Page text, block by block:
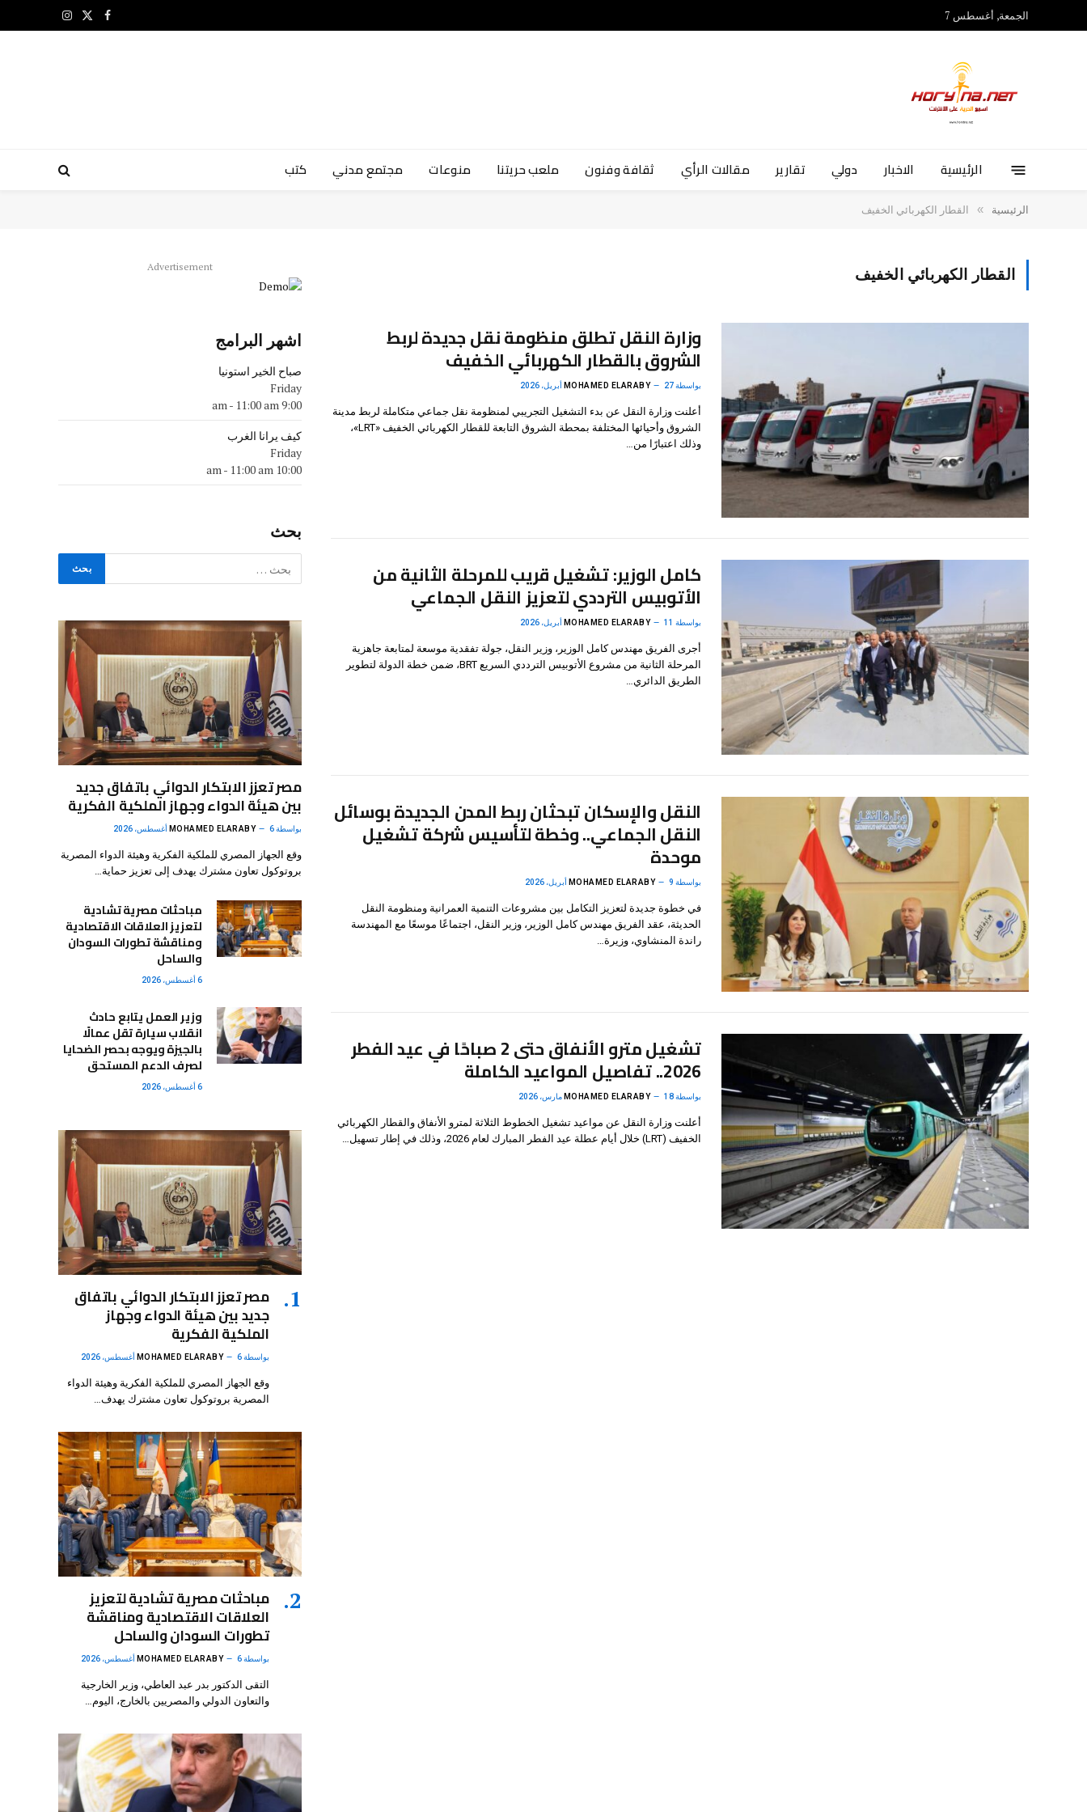
الجمعة, أغسطس 7 فيسبوك
X
الانستغرام
الرئيسية الاخبار دولي تقارير مقالات الرأي ثقافة وفنون ملعب حريتنا منوعات مجتمع مدني كتب
الرئيسية » القطار الكهربائي الخفيف
القطار الكهربائي الخفيف
وزارة النقل تطلق منظومة نقل جديدة لربط
الشروق بالقطار الكهربائي الخفيف
بواسطة MOHAMED ELARABY 27 أبريل، 2026
أعلنت وزارة النقل عن بدء التشغيل التجريبي لمنظومة نقل جماعي متكاملة لربط مدينة
الشروق وأحيائها المختلفة بمحطة الشروق التابعة للقطار الكهربائي الخفيف «LRT»،
وذلك اعتبارًا من…
كامل الوزير: تشغيل قريب للمرحلة الثانية من
الأتوبيس الترددي لتعزيز النقل الجماعي
بواسطة MOHAMED ELARABY 11 أبريل، 2026
أجرى الفريق مهندس كامل الوزير، وزير النقل، جولة تفقدية موسعة لمتابعة جاهزية
المرحلة الثانية من مشروع الأتوبيس الترددي السريع BRT، ضمن خطة الدولة لتطوير
الطريق الدائري…
النقل والإسكان تبحثان ربط المدن الجديدة بوسائل
النقل الجماعي.. وخطة لتأسيس شركة تشغيل
موحدة
بواسطة MOHAMED ELARABY 9 أبريل، 2026
في خطوة جديدة لتعزيز التكامل بين مشروعات التنمية العمرانية ومنظومة النقل
الحديثة، عقد الفريق مهندس كامل الوزير، وزير النقل، اجتماعًا موسعًا مع المهندسة
راندة المنشاوي، وزيرة…
تشغيل مترو الأنفاق حتى 2 صباحًا في عيد الفطر
2026.. تفاصيل المواعيد الكاملة
بواسطة MOHAMED ELARABY 18 مارس، 2026
أعلنت وزارة النقل عن مواعيد تشغيل الخطوط الثلاثة لمترو الأنفاق والقطار الكهربائي
الخفيف (LRT) خلال أيام عطلة عيد الفطر المبارك لعام 2026، وذلك في إطار تسهيل…
Advertisement
اشهر البرامج
صباح الخير استونيا
Friday
9:00 am
- 11:00 am
كيف يرانا الغرب
Friday
10:00 am
- 11:00 am
بحث
مصر تعزز الابتكار الدوائي باتفاق جديد
بين هيئة الدواء وجهاز الملكية الفكرية
بواسطة MOHAMED ELARABY 6 أغسطس، 2026
وقع الجهاز المصري للملكية الفكرية وهيئة الدواء المصرية
بروتوكول تعاون مشترك يهدف إلى تعزيز حماية…
مباحثات مصرية تشادية
لتعزيز العلاقات الاقتصادية
ومناقشة تطورات السودان
والساحل
6 أغسطس، 2026
وزير العمل يتابع حادث
انقلاب سيارة تقل عمالًا
بالجيزة ويوجه بحصر الضحايا
لصرف الدعم المستحق
6 أغسطس، 2026
مصر تعزز الابتكار الدوائي باتفاق
جديد بين هيئة الدواء وجهاز
الملكية الفكرية
بواسطة MOHAMED ELARABY 6 أغسطس، 2026
وقع الجهاز المصري للملكية الفكرية وهيئة الدواء
المصرية بروتوكول تعاون مشترك يهدف…
مباحثات مصرية تشادية لتعزيز
العلاقات الاقتصادية ومناقشة
تطورات السودان والساحل
بواسطة MOHAMED ELARABY 6 أغسطس، 2026
التقى الدكتور بدر عبد العاطي، وزير الخارجية
والتعاون الدولي والمصريين بالخارج، اليوم…